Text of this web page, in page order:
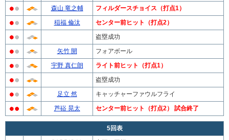
森山 竜之輔
フィルダースチョイス（打点1）
稲福 倫汰
センター前ヒット（打点2）
盗塁成功
矢竹 開
フォアボール
宇野 真仁朗
ライト前ヒット（打点1）
盗塁成功
足立 然
キャッチャーファウルフライ
芦硲 晃太
センター前ヒット（打点2） 試合終了
5回表